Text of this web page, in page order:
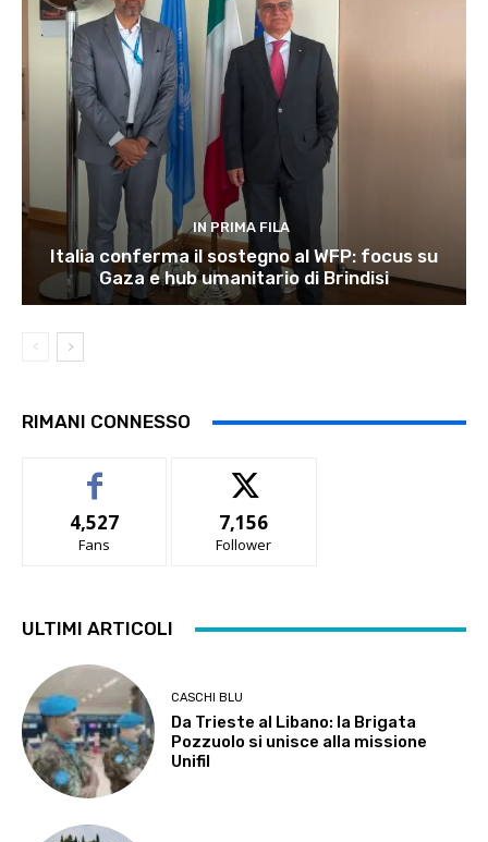
IN PRIMA FILA
Italia conferma il sostegno al WFP: focus su
Gaza e hub umanitario di Brindisi
RIMANI CONNESSO
4,527
Fans
7,156
Follower
ULTIMI ARTICOLI
CASCHI BLU
Da Trieste al Libano: la Brigata
Pozzuolo si unisce alla missione
Unifil